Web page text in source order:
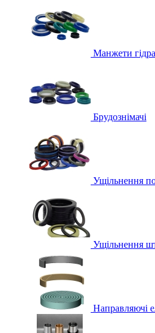
Манжети
Брудознімачі
Ущільнення
Ущільнення
Направляючі